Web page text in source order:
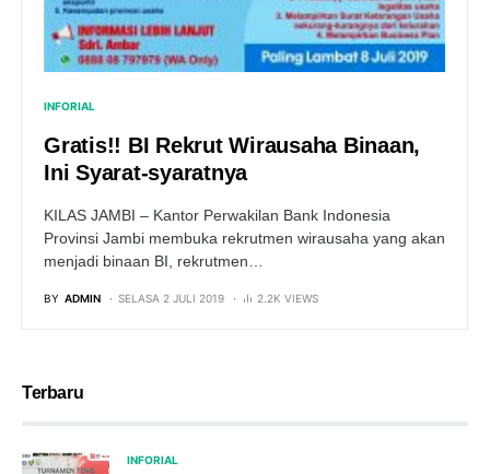
INFORIAL
Gratis!! BI Rekrut Wirausaha Binaan,
Ini Syarat-syaratnya
KILAS JAMBI – Kantor Perwakilan Bank Indonesia
Provinsi Jambi membuka rekrutmen wirausaha yang akan
menjadi binaan BI, rekrutmen…
BY ADMIN SELASA 2 JULI 2019 2.2K VIEWS
Terbaru
INFORIAL